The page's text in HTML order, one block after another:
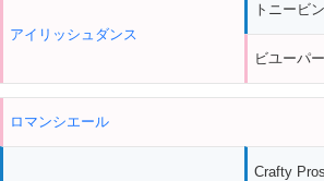
アイリッシュダンス
トニービン
ビユーパ
ロマンシエール
Crafty